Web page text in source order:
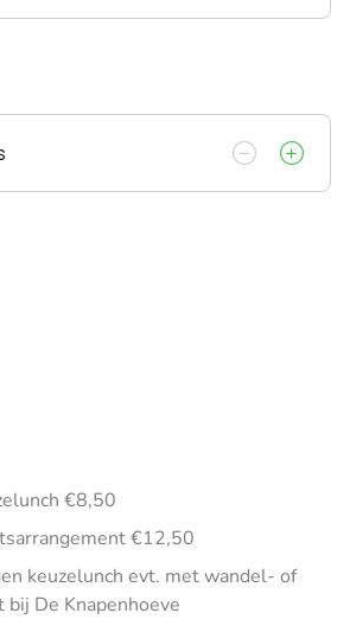
€8,50
€12,50
keuzelunch evt. met wandel- of
De Knapenhoeve